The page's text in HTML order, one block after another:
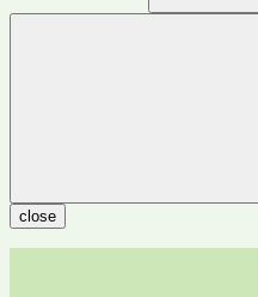
close